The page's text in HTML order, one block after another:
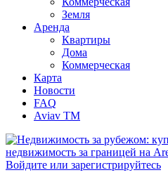
Земля
Аренда
Квартиры
Дома
Коммерческая
Карта
Новости
FAQ
Aviav TM
Войдите или зарегистрируйтесь